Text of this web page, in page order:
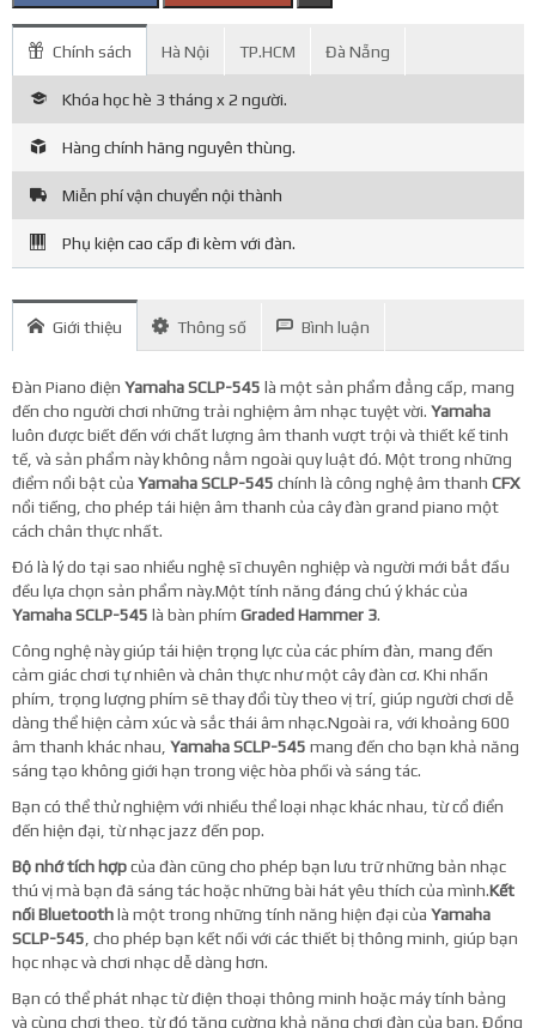
Chính sách Hà Nội TP.HCM Đà Nẵng
Khóa học hè 3 tháng x 2 người.
Hàng chính hãng nguyên thùng.
Miễn phí vận chuyển nội thành
Phụ kiện cao cấp đi kèm với đàn.
Giới thiệu Thông số Bình luận
Đàn Piano điện Yamaha SCLP-545 là một sản phẩm đẳng cấp, mang
đến cho người chơi những trải nghiệm âm nhạc tuyệt vời. Yamaha
luôn được biết đến với chất lượng âm thanh vượt trội và thiết kế tinh
tế, và sản phẩm này không nằm ngoài quy luật đó. Một trong những
điểm nổi bật của Yamaha SCLP-545 chính là công nghệ âm thanh CFX
nổi tiếng, cho phép tái hiện âm thanh của cây đàn grand piano một
cách chân thực nhất.
Đó là lý do tại sao nhiều nghệ sĩ chuyên nghiệp và người mới bắt đầu
đều lựa chọn sản phẩm này.Một tính năng đáng chú ý khác của
Yamaha SCLP-545 là bàn phím Graded Hammer 3.
Công nghệ này giúp tái hiện trọng lực của các phím đàn, mang đến
cảm giác chơi tự nhiên và chân thực như một cây đàn cơ. Khi nhấn
phím, trọng lượng phím sẽ thay đổi tùy theo vị trí, giúp người chơi dễ
dàng thể hiện cảm xúc và sắc thái âm nhạc.Ngoài ra, với khoảng 600
âm thanh khác nhau, Yamaha SCLP-545 mang đến cho bạn khả năng
sáng tạo không giới hạn trong việc hòa phối và sáng tác.
Bạn có thể thử nghiệm với nhiều thể loại nhạc khác nhau, từ cổ điển
đến hiện đại, từ nhạc jazz đến pop.
Bộ nhớ tích hợpcủa đàn cũng cho phép bạn lưu trữ những bản nhạc
thú vị mà bạn đã sáng tác hoặc những bài hát yêu thích của mình.Kết
nối Bluetoothlà một trong những tính năng hiện đại của Yamaha
SCLP-545, cho phép bạn kết nối với các thiết bị thông minh, giúp bạn
học nhạc và chơi nhạc dễ dàng hơn.
Bạn có thể phát nhạc từ điện thoại thông minh hoặc máy tính bảng
và cùng chơi theo, từ đó tăng cường khả năng chơi đàn của bạn. Đồng